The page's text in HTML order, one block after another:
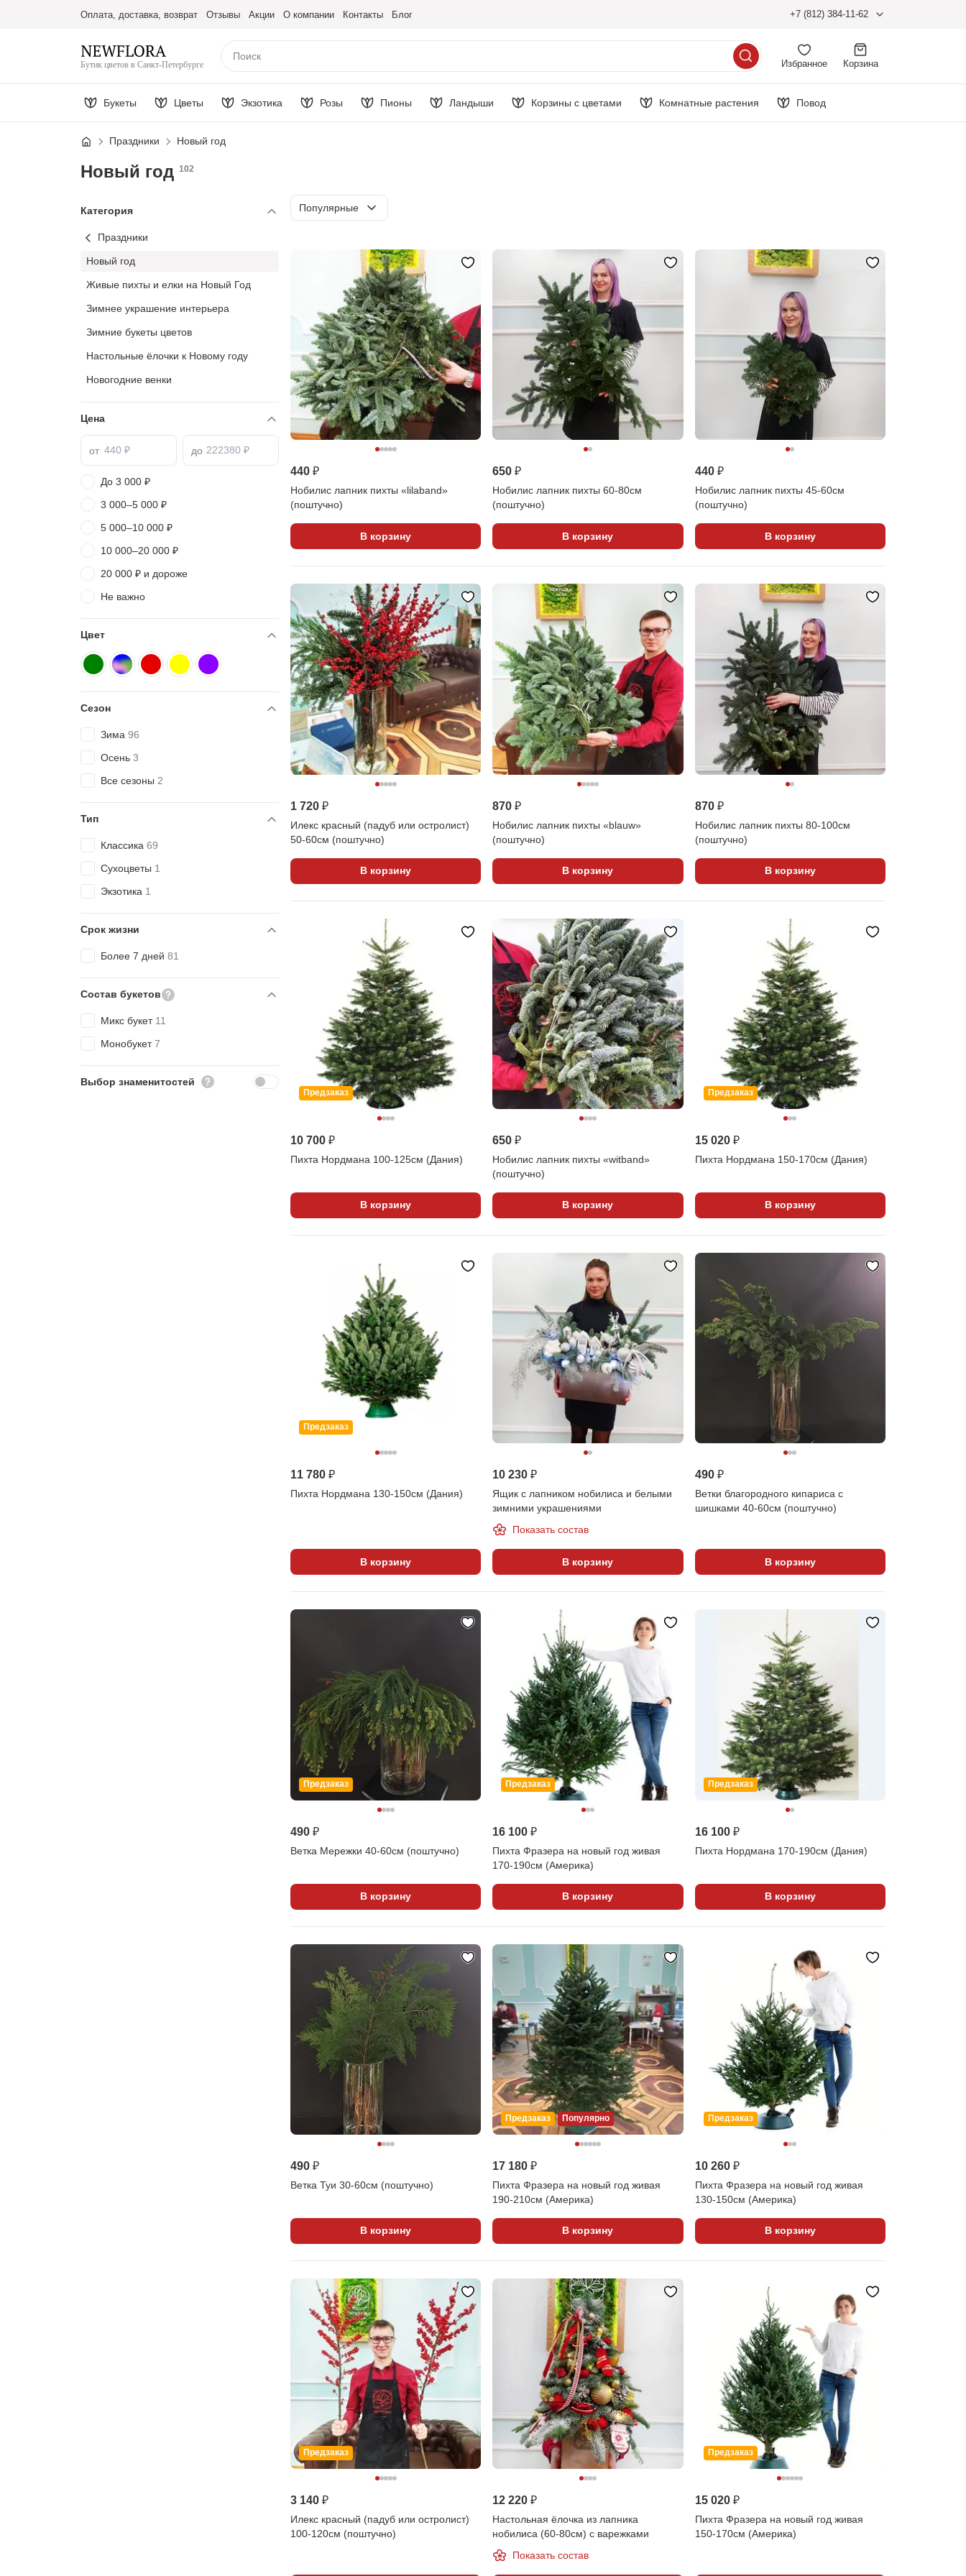
Оплата, доставка, возврат Отзывы Акции О компании Контакты Блог +7 (812) 384-11-62
Бутик цветов в Санкт-Петербурге Избранное Корзина
Букеты Цветы Экзотика Розы Пионы Ландыши Корзины с цветами Комнатные растения Повод
Праздники Новый год
Новый год 102
Категория
Праздники
Новый год
Живые пихты и елки на Новый Год
Зимнее украшение интерьера
Зимние букеты цветов
Настольные ёлочки к Новому году
Новогодние венки
Цена
от до
До 3 000 ₽
3 000–5 000 ₽
5 000–10 000 ₽
10 000–20 000 ₽
20 000 ₽ и дороже
Не важно
Цвет
Сезон
Зима 96
Осень 3
Все сезоны 2
Тип
Классика 69
Сухоцветы 1
Экзотика 1
Срок жизни
Более 7 дней 81
Состав букетов
Микс букет 11
Монобукет 7
Выбор знаменитостей
Сортировка
Популярные
440 ₽
Нобилис лапник пихты «lilaband»
(поштучно)
В корзину
650 ₽
Нобилис лапник пихты 60-80см
(поштучно)
В корзину
440 ₽
Нобилис лапник пихты 45-60см
(поштучно)
В корзину
1 720 ₽
Илекс красный (падуб или остролист)
50-60см (поштучно)
В корзину
870 ₽
Нобилис лапник пихты «blauw»
(поштучно)
В корзину
870 ₽
Нобилис лапник пихты 80-100см
(поштучно)
В корзину
Предзаказ
10 700 ₽
Пихта Нордмана 100-125см (Дания)
В корзину
650 ₽
Нобилис лапник пихты «witband»
(поштучно)
В корзину
Предзаказ
15 020 ₽
Пихта Нордмана 150-170см (Дания)
В корзину
Предзаказ
11 780 ₽
Пихта Нордмана 130-150см (Дания)
В корзину
10 230 ₽
Ящик с лапником нобилиса и белыми
зимними украшениями
Показать состав
В корзину
490 ₽
Ветки благородного кипариса с
шишками 40-60см (поштучно)
В корзину
Предзаказ
490 ₽
Ветка Мережки 40-60см (поштучно)
В корзину
Предзаказ
16 100 ₽
Пихта Фразера на новый год живая
170-190см (Америка)
В корзину
Предзаказ
16 100 ₽
Пихта Нордмана 170-190см (Дания)
В корзину
490 ₽
Ветка Туи 30-60см (поштучно)
В корзину
Предзаказ Популярно
17 180 ₽
Пихта Фразера на новый год живая
190-210см (Америка)
В корзину
Предзаказ
10 260 ₽
Пихта Фразера на новый год живая
130-150см (Америка)
В корзину
Предзаказ
3 140 ₽
Илекс красный (падуб или остролист)
100-120см (поштучно)
12 220 ₽
Настольная ёлочка из лапника
нобилиса (60-80см) с варежками
Показать состав
Предзаказ
15 020 ₽
Пихта Фразера на новый год живая
150-170см (Америка)